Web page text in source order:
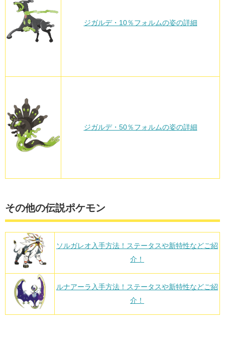
ジガルデ・10％フォルムの姿の詳細
ジガルデ・50％フォルムの姿の詳細
その他の伝説ポケモン
ソルガレオ入手方法！ステータスや新特性などご紹
介！
ルナアーラ入手方法！ステータスや新特性などご紹
介！